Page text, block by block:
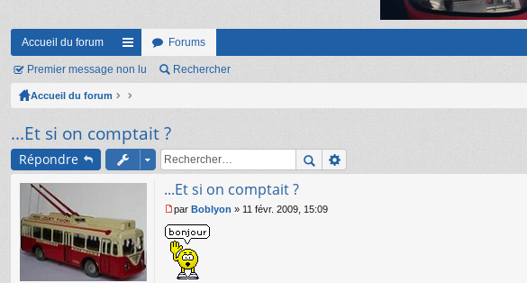
Accueil du forum
ac
co
ci
s
Forums
Premier message non lu Rechercher
Accueil du forum
...Et si on comptait ?
Répondre
...Et si on comptait ?
e
s
s
a
par Boblyon » 11 févr. 2009, 15:09